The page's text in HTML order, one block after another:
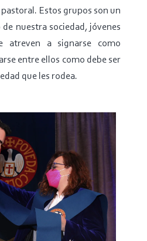
pastoral. Estos grupos son un
nuestra sociedad, jóvenes
atreven a signarse como
entre ellos como debe ser
que les rodea.